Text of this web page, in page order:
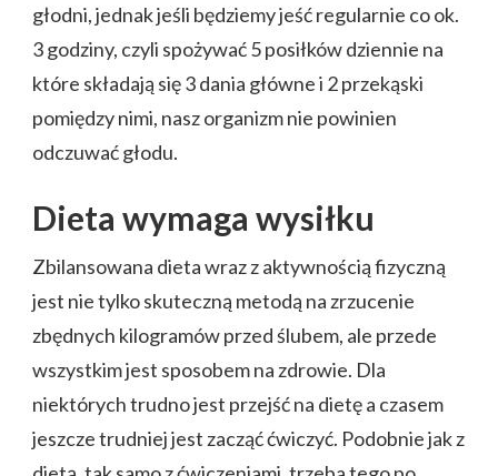
głodni, jednak jeśli będziemy jeść regularnie co ok.
3 godziny, czyli spożywać 5 posiłków dziennie na
które składają się 3 dania główne i 2 przekąski
pomiędzy nimi, nasz organizm nie powinien
odczuwać głodu.
Dieta wymaga wysiłku
Zbilansowana dieta wraz z aktywnością fizyczną
jest nie tylko skuteczną metodą na zrzucenie
zbędnych kilogramów przed ślubem, ale przede
wszystkim jest sposobem na zdrowie. Dla
niektórych trudno jest przejść na dietę a czasem
jeszcze trudniej jest zacząć ćwiczyć. Podobnie jak z